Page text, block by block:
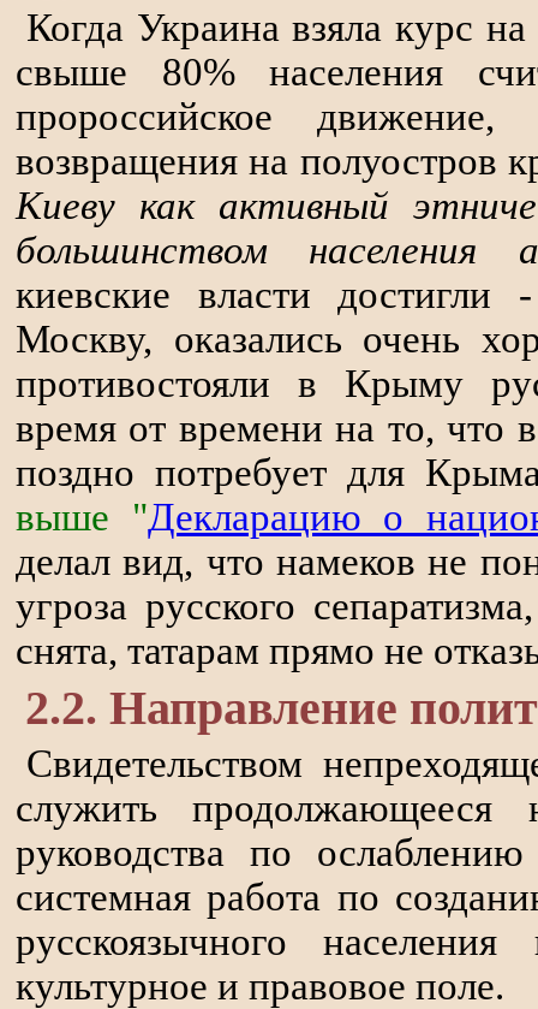
Когда Украина взяла курс
свыше 80% населения
пророссийское
возвращения на полуостров
Киеву как активный
большинством населения
киевские власти достигли
Москву, оказались очень
противостояли в Крыму
время от времени на то, что
поздно потребует для
выше "Декларацию о
делал вид, что намеков не
угроза русского
снята, татарам прямо не
2.2. Направление
Свидетельством
служить продолжающееся
руководства по
системная работа по
русскоязычного
культурное и правовое поле.